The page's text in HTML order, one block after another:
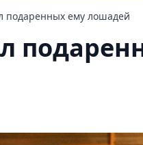
подаренных ему лошадей